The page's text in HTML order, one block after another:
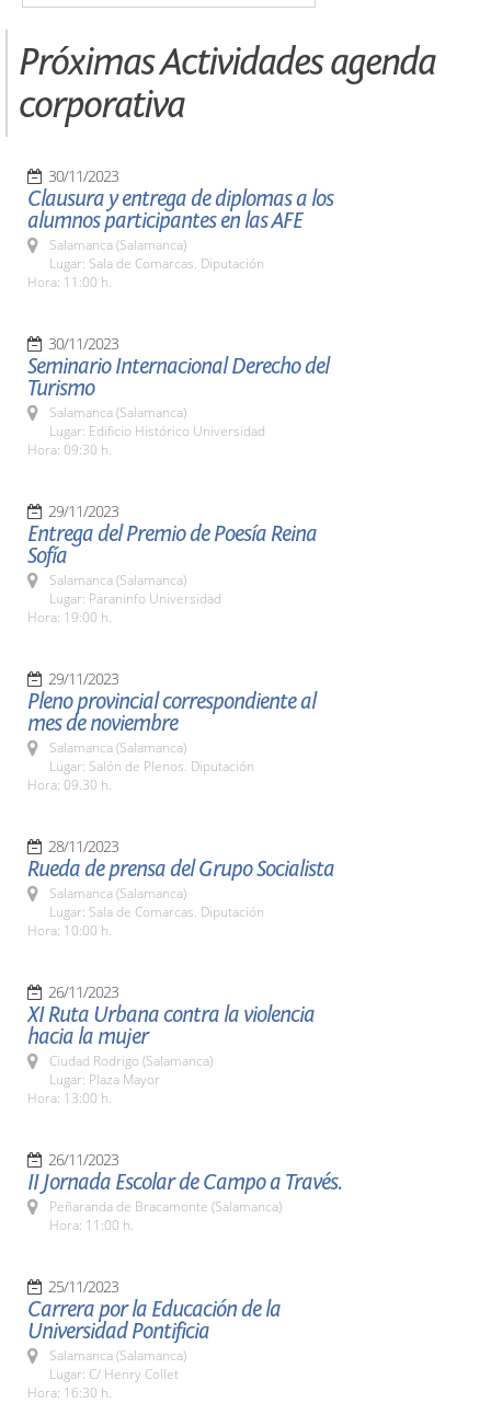
Próximas Actividades agenda
corporativa
30/11/2023
Clausura y entrega de diplomas a los
alumnos participantes en las AFE
Salamanca (Salamanca)
Lugar: Sala de Comarcas. Diputación
Hora: 11:00 h.
30/11/2023
Seminario Internacional Derecho del
Turismo
Salamanca (Salamanca)
Lugar: Edificio Histórico Universidad
Hora: 09:30 h.
29/11/2023
Entrega del Premio de Poesía Reina
Sofía
Salamanca (Salamanca)
Lugar: Paraninfo Universidad
Hora: 19:00 h.
29/11/2023
Pleno provincial correspondiente al
mes de noviembre
Salamanca (Salamanca)
Lugar: Salón de Plenos. Diputación
Hora: 09.30 h.
28/11/2023
Rueda de prensa del Grupo Socialista
Salamanca (Salamanca)
Lugar: Sala de Comarcas. Diputación
Hora: 10:00 h.
26/11/2023
XI Ruta Urbana contra la violencia
hacia la mujer
Ciudad Rodrigo (Salamanca)
Lugar: Plaza Mayor
Hora: 13:00 h.
26/11/2023
II Jornada Escolar de Campo a Través.
Peñaranda de Bracamonte (Salamanca)
Hora: 11:00 h.
25/11/2023
Carrera por la Educación de la
Universidad Pontificia
Salamanca (Salamanca)
Lugar: C/ Henry Collet
Hora: 16:30 h.